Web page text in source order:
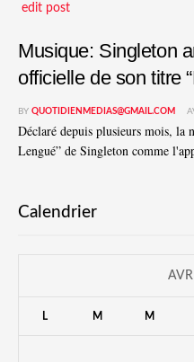
edit post
Musique: Singleton
officielle de son titre
BY QUOTIDIENMEDIAS@GMAIL.COM
Déclaré depuis plusieurs mois, la
Lengué” de Singleton comme
Calendrier
L M M